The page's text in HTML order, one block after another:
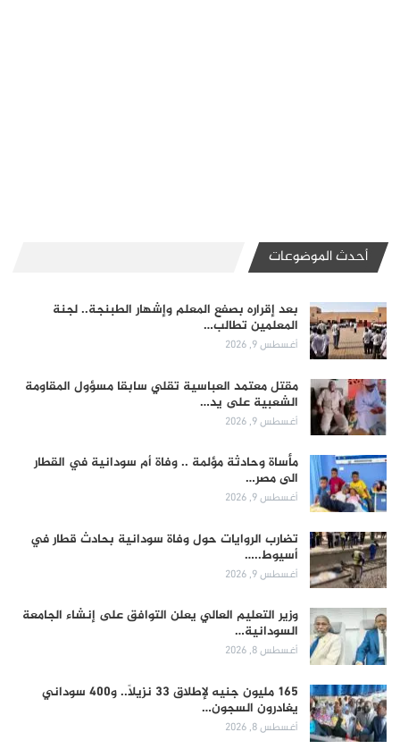
أحدث الموضوعات
بعد إقراره بصفع المعلم وإشهار الطبنجة.. لجنة
المعلمين تطالب…
أغسطس 9, 2026
مقتل معتمد العباسية تقلي سابقا مسؤول المقاومة
الشعبية على يد…
أغسطس 9, 2026
مأساة وحادثة مؤلمة .. وفاة أم سودانية في القطار
الى مصر…
أغسطس 9, 2026
تضارب الروايات حول وفاة سودانية بحادث قطار في
أسيوط..…
أغسطس 9, 2026
وزير التعليم العالي يعلن التوافق على إنشاء الجامعة
السودانية…
أغسطس 8, 2026
165 مليون جنيه لإطلاق 33 نزيلاً.. و400 سوداني
يغادرون السجون…
أغسطس 8, 2026